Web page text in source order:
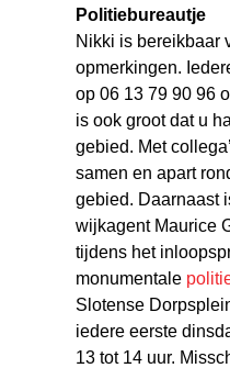
Politiebureautje
Nikki is bereikbaar
opmerkingen.
op 06 13 79 90 96
is ook groot dat u
gebied. Met
samen en apart
gebied. Daarnaast
wijkagent Maurice
tijdens het
monumentale
Slotense
iedere eerste
13 tot 14 uur.